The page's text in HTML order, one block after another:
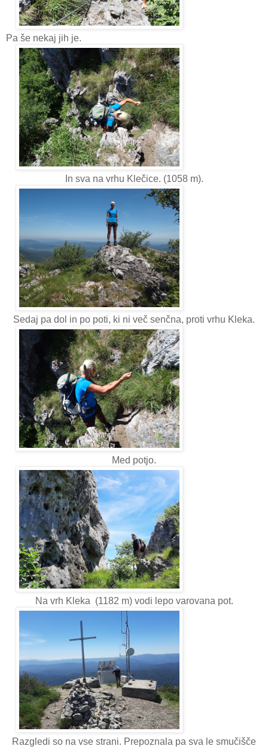
Pa še nekaj jih je.
In sva na vrhu Klečice. (1058 m).
Sedaj pa dol in po poti, ki ni več senčna, proti vrhu Kleka.
Med potjo.
Na vrh Kleka (1182 m) vodi lepo varovana pot.
Razgledi so na vse strani. Prepoznala pa sva le smučišče